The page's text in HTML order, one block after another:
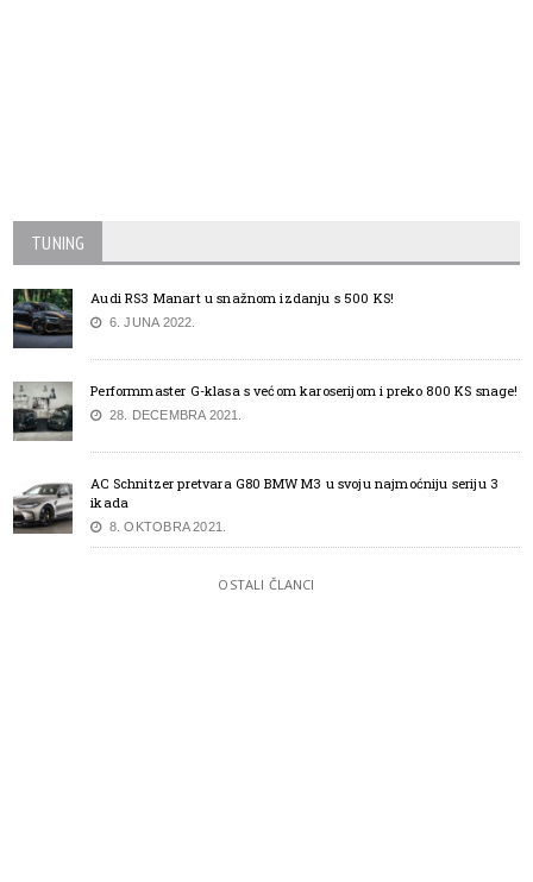
TUNING
Audi RS3 Manart u snažnom izdanju s 500 KS!
6. JUNA 2022.
Performmaster G-klasa s većom karoserijom i preko 800 KS snage!
28. DECEMBRA 2021.
AC Schnitzer pretvara G80 BMW M3 u svoju najmoćniju seriju 3
ikada
8. OKTOBRA 2021.
OSTALI ČLANCI